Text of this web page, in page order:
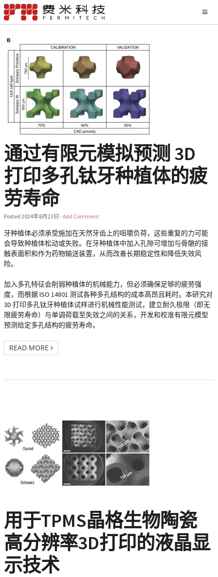
通过有限元模拟预测 3D
打印多孔钛牙种植体的疲
劳寿命
Posted 2024年8月23日 · Add Comment
牙种植体必须承受施加在天然牙齿上的咀嚼负荷，这些重复的力可能
会导致种植体松动或失败。在牙种植体中加入孔隙可增加与骨骼的接
触表面积和作为药物输送装置，从而改善长期稳定性和降低失效风
险。
加入多孔特征会削弱种植体的机械能力，但必须确保足够的疲劳强
度，而根据 ISO 14801 测试各种多孔结构的成本高昂且耗时。本研究对
3D 打印多孔钛牙种植体试样进行机械性能测试，建立耐久极限（即无
限疲劳寿命）与单调荷载至失效之间的关系，开发和校准有限元模型
预测给定多孔结构的疲劳寿命。
READ MORE
用于TPMS晶格生物陶瓷
高分辨率3D打印的液晶显
示技术